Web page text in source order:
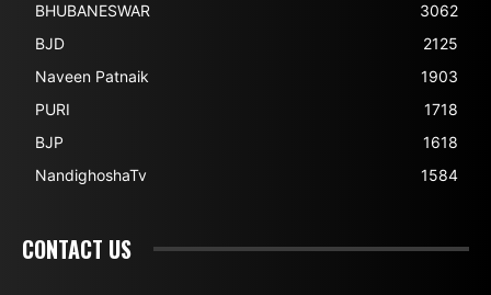
BHUBANESWAR
3062
BJD
2125
Naveen Patnaik
1903
PURI
1718
BJP
1618
NandighoshaTv
1584
CONTACT US